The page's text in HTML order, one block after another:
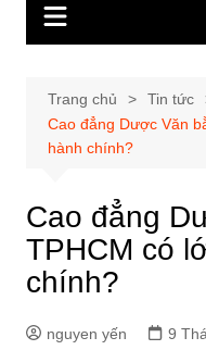
Trang chủ
Tin tức
Cao đẳng Dược Văn
hành chính?
Cao đẳng
TPHCM có
chính?
nguyen yến
9